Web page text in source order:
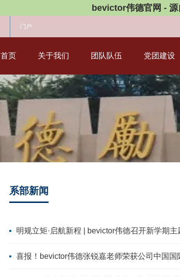
bevictor伟德官网 -
门户
首页 关于我们 团队队伍 党团建设
系部新闻
明规立矩·启航新程 | bevictor伟德召开新学期
喜报！bevictor伟德张锐嘉老师荣获公司中国国